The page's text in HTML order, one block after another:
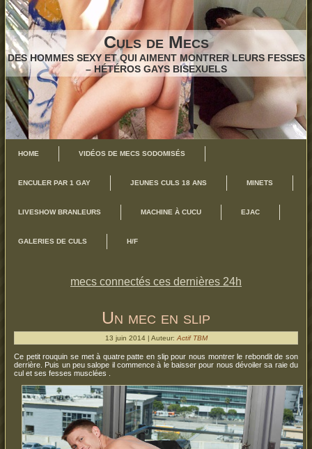
Culs de Mecs
DES HOMMES SEXY ET QUI AIMENT MONTRER LEURS FESSES
– HÉTÉROS GAYS BISEXUELS
HOME VIDÉOS DE MECS SODOMISÉS
ENCULER PAR 1 GAY JEUNES CULS 18 ANS MINETS
LIVESHOW BRANLEURS MACHINE À CUCU EJAC
GALERIES DE CULS H/F
mecs connectés ces dernières 24h
Un mec en slip
13 juin 2014 | Auteur: Actif TBM
Ce petit rouquin se met à quatre patte en slip pour nous montrer le rebondit de son
derrière. Puis un peu salope il commence à le baisser pour nous dévoiler sa raie du
cul et ses fesses musclées .